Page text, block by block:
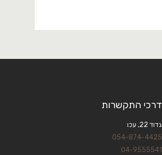
דרכי התקשרות
גדוד 22, עכו
054-874-4425
04-9555541